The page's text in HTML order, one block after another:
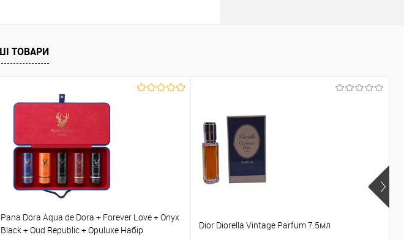
ТОВАРИ
Pana Dora Aqua de Dora + Forever Love + Onyx
Black + Oud Republic + Opuluxe Набір
Dior Diorella Vintage Parfum 7.5мл